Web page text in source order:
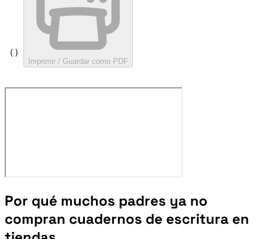
Vista previa（listo para imprimir）
Imprimir / Guardar como PDF
Por qué muchos padres ya no
compran cuadernos de escritura en